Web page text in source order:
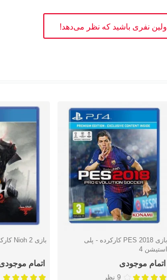
اولین نفری باشید که نظر می‌دهد!
دوست داشتنبازی PES 2018 کارکرده - پلی
استیشن 4
اتمام موجودی
9 نظر
دوست بازی Nioh 2 کارکرده - پلی استیشن 4
اتمام